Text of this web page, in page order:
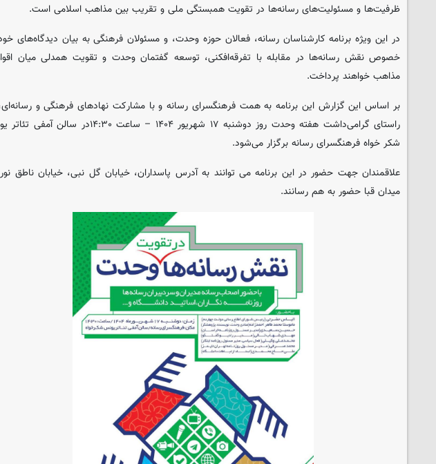
ظرفیت‌ها و مسئولیت‌های رسانه‌ها در تقویت همبستگی ملی و تقریب بین مذاهب اسلامی است.
در این ویژه برنامه کارشناسان رسانه، فعالان حوزه وحدت، و مسئولان فرهنگی به بیان دیدگاه‌های
خصوص نقش رسانه‌ها در مقابله با تفرقه‌افکنی، توسعه گفتمان وحدت و تقویت همدلی میان
مذاهب خواهند پرداخت.
بر اساس این گزارش این برنامه به همت فرهنگسرای رسانه و با مشارکت نهادهای فرهنگی و
راستای گرامی‌داشت هفته وحدت روز دوشنبه ۱۷ شهریور ۱۴۰۴ – ساعت ۱۴:۳۰در سالن
شکر خواه فرهنگسرای رسانه برگزار می‌شود.
علاقمندان جهت حضور در این برنامه می توانند به آدرس پاسداران، خیابان گل نبی، خیابان ناطق
میدان قبا حضور به هم رسانند.